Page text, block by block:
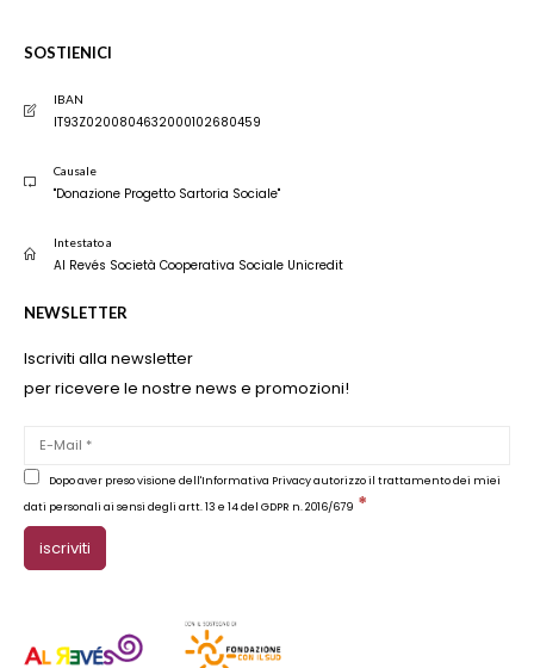
SOSTIENICI
IBAN
IT93Z0200804632000102680459
Causale
"Donazione Progetto Sartoria Sociale"
Intestato a
Al Revés Società Cooperativa Sociale Unicredit
NEWSLETTER
Iscriviti alla newsletter
per ricevere le nostre news e promozioni!
Dopo aver preso visione dell'Informativa Privacy autorizzo il trattamento dei miei
dati personali ai sensi degli artt. 13 e 14 del GDPR n. 2016/679 *